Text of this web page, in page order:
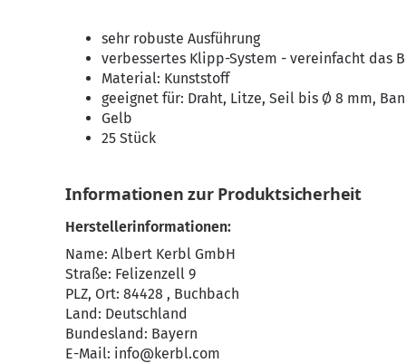
sehr robuste Ausführung
verbessertes Klipp-System - vereinfacht das
Material: Kunststoff
geeignet für: Draht, Litze, Seil bis Ø 8 mm,
Gelb
25 Stück
Informationen zur Produktsicherheit
Herstellerinformationen:
Name: Albert Kerbl GmbH
Straße: Felizenzell 9
PLZ, Ort: 84428 , Buchbach
Land: Deutschland
Bundesland: Bayern
E-Mail: info@kerbl.com